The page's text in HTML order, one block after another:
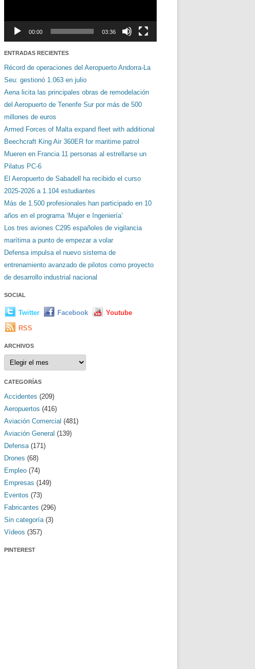
00:00 03:36
ENTRADAS RECIENTES
Récord de operaciones del Aeropuerto Andorra-La
Seu: gestionó 1.063 en julio
Aena licita las principales obras de remodelación
del Aeropuerto de Tenerife Sur por más de 500
millones de euros
Armed Forces of Malta expand fleet with additional
Beechcraft King Air 360ER for maritime patrol
Mueren en Francia 11 personas al estrellarse un
Pilatus PC-6
El Aeropuerto de Sabadell ha recibido el curso
2025-2026 a 1.104 estudiantes
Más de 1.500 profesionales han participado en 10
años en el programa ‘Mujer e Ingeniería’
Los tres aviones C295 españoles de vigilancia
marítima a punto de empezar a volar
Defensa impulsa el nuevo sistema de
entrenamiento avanzado de pilotos como proyecto
de desarrollo industrial nacional
SOCIAL
Twitter Facebook
Youtube
RSS
ARCHIVOS
Archivos
CATEGORÍAS
Accidentes (209)
Aeropuertos (416)
Aviación Comercial (481)
Aviación General (139)
Defensa(171)
Drones (68)
Empleo (74)
Empresas (149)
Eventos (73)
Fabricantes (296)
Sin categoría(3)
Vídeos (357)
PINTEREST